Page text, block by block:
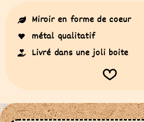
Miroir en forme de coeur
métal qualitatif
Livré dans une joli boite